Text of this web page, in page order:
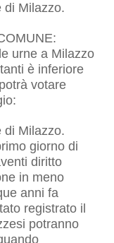
di Milazzo.
urne a Milazzo
è inferiore
votare
di Milazzo.
giorno di
diritto
in meno
anni fa
registrato il
potranno